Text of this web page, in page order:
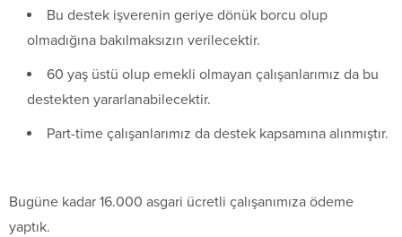
Bu destek işverenin geriye dönük borcu olup
olmadığına bakılmaksızın verilecektir.
60 yaş üstü olup emekli olmayan çalışanlarımız da bu
destekten yararlanabilecektir.
Part-time çalışanlarımız da destek kapsamına alınmıştır.
Bugüne kadar 16.000 asgari ücretli çalışanımıza ödeme
yaptık.